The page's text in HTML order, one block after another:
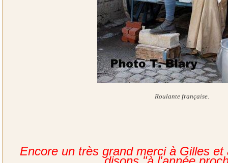
Roulante française.
Encore un très grand merci à Gilles